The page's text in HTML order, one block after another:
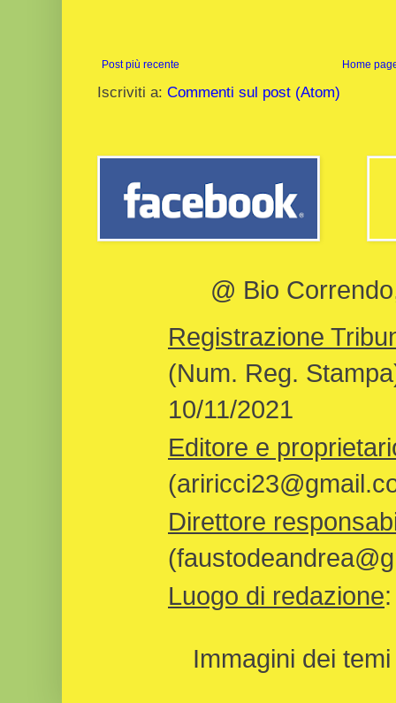
Post più recente Home
Iscriviti a: Commenti sul post (Atom)
@ Bio
Registrazione
(Num. Reg.
10/11/2021
Editore e
Direttore
Luogo di redazione
Immagini dei